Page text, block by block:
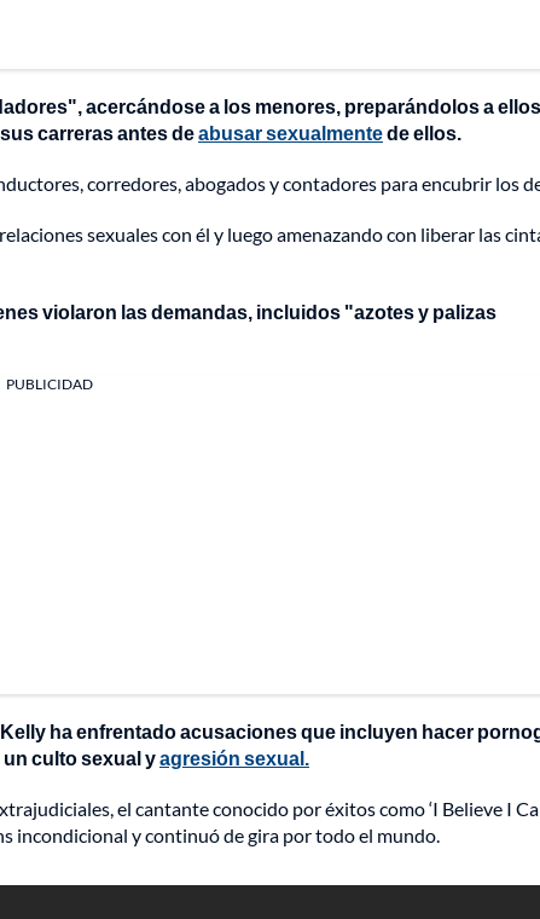
acercándose a los menores, preparándolos a
carreras antes deabusar sexualmentede ellos.
corredores, abogados y contadores para encubrir los
sexuales con él y luego amenazando con liberar las
violaron las demandas, incluidos "azotes y palizas
PUBLICIDAD
ha enfrentado acusaciones que incluyen hacer
culto sexual yagresión sexual.
el cantante conocido por éxitos como ‘I Believe I
incondicional y continuó de gira por todo el mundo.